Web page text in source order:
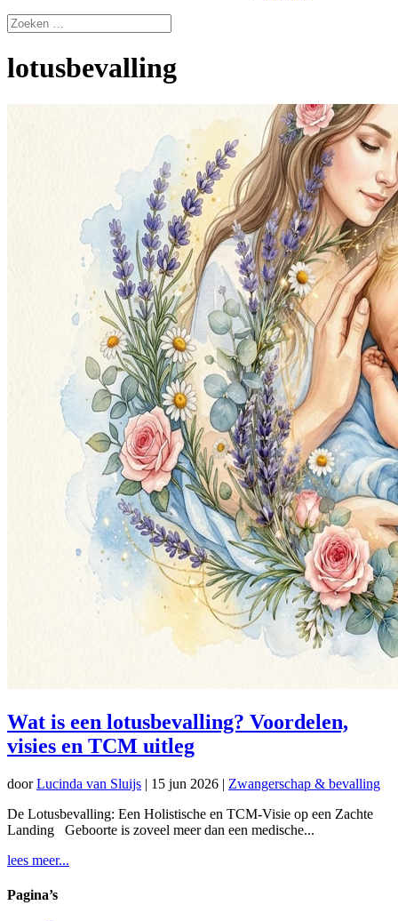
lotusbevalling
Wat is een lotusbevalling? Voordelen,
visies en TCM uitleg
doorLucinda van Sluijs | 15 jun 2026 | Zwangerschap & bevalling
De Lotusbevalling: Een Holistische en TCM-Visie op een Zachte
Landing Geboorte is zoveel meer dan een medische...
lees meer...
Pagina’s